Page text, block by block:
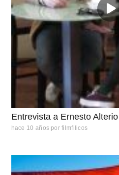
Entrevista a Ernesto Alterio
hace 10 años por filmfilicos